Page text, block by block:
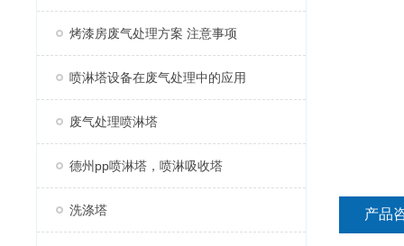
烤漆房废气处理方案 注意事项
喷淋塔设备在废气处理中的应用
废气处理喷淋塔
德州pp喷淋塔，喷淋吸收塔
洗涤塔 产品